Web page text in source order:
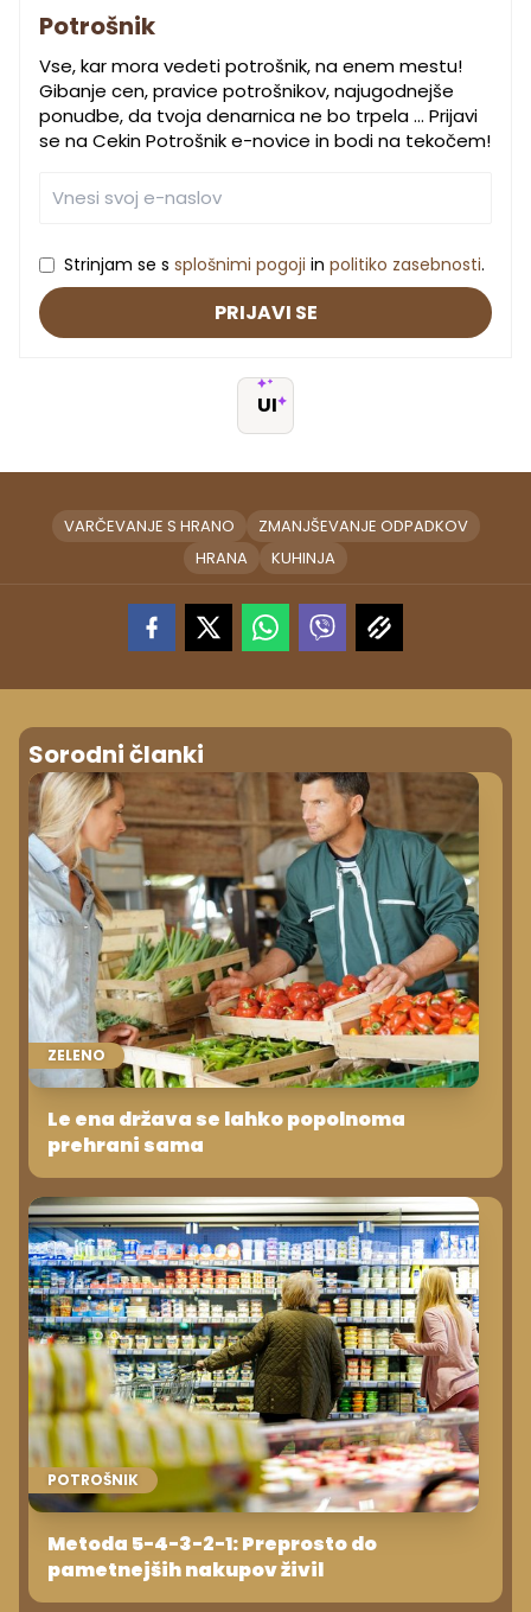
Potrošnik
Vse, kar mora vedeti potrošnik, na enem mestu!
Gibanje cen, pravice potrošnikov, najugodnejše
ponudbe, da tvoja denarnica ne bo trpela … Prijavi
se na Cekin Potrošnik e-novice in bodi na tekočem!
Strinjam se s splošnimi pogoji in politiko zasebnosti.
PRIJAVI SE
UI
VARČEVANJE S HRANO
ZMANJŠEVANJE ODPADKOV
HRANA
KUHINJA
Sorodni članki
ZELENO
Le ena država se lahko popolnoma
prehrani sama
POTROŠNIK
Metoda 5-4-3-2-1: Preprosto do
pametnejših nakupov živil